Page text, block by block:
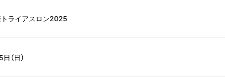
ライアスロン2025
（日）